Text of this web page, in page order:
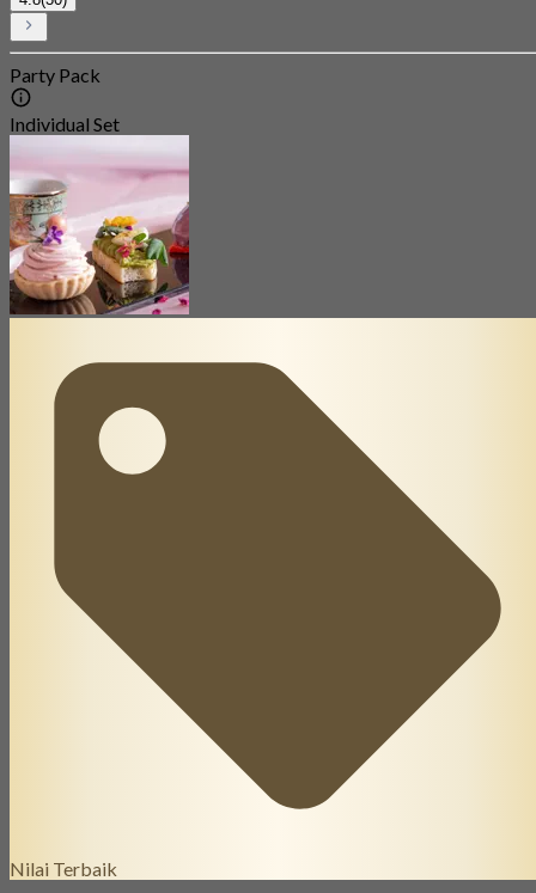
Party Pack
Individual Set
Nilai Terbaik